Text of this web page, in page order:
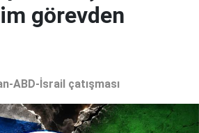
görevden
ABD-İsrail çatışması